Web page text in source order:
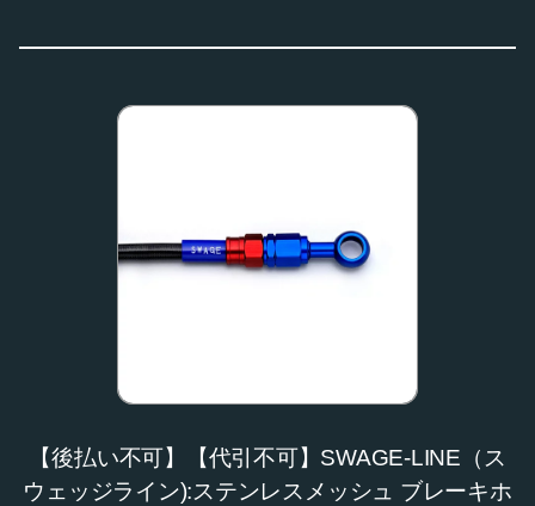
【後払い不可】【代引不可】SWAGE-LINE（ス
ウェッジライン):ステンレスメッシュ ブレーキホ